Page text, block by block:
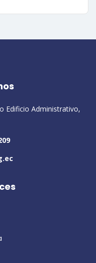
Edificio Administrativo,